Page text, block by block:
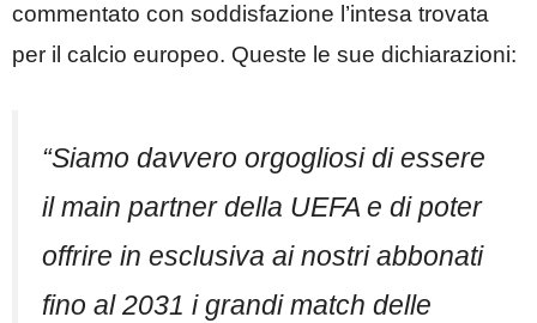
commentato con soddisfazione l’intesa trovata
per il calcio europeo. Queste le sue dichiarazioni:
“Siamo davvero orgogliosi di essere
il main partner della UEFA e di poter
offrire in esclusiva ai nostri abbonati
fino al 2031 i grandi match delle